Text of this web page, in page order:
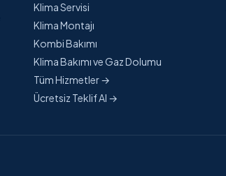
Klima Servisi
Klima Montajı
Kombi Bakımı
Klima Bakımı ve Gaz Dolumu
Tüm Hizmetler →
Ücretsiz Teklif Al →